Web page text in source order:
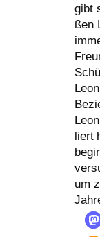
gibt
ßen
liert
um